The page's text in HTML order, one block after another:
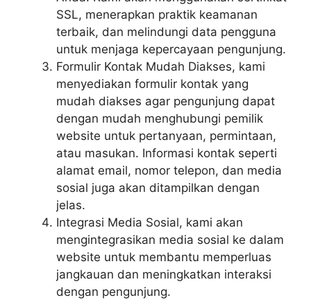
SSL, menerapkan praktik keamanan
terbaik, dan melindungi data pengguna
untuk menjaga kepercayaan pengunjung.
Formulir Kontak Mudah Diakses, kami
menyediakan formulir kontak yang
mudah diakses agar pengunjung dapat
dengan mudah menghubungi pemilik
website untuk pertanyaan, permintaan,
atau masukan. Informasi kontak seperti
alamat email, nomor telepon, dan media
sosial juga akan ditampilkan dengan
jelas.
Integrasi Media Sosial, kami akan
mengintegrasikan media sosial ke dalam
website untuk membantu memperluas
jangkauan dan meningkatkan interaksi
dengan pengunjung.